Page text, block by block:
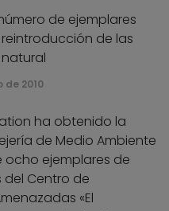
de ejemplares
de las
de 2010
ha obtenido la
de Medio Ambiente
ejemplares de
Centro de
«El